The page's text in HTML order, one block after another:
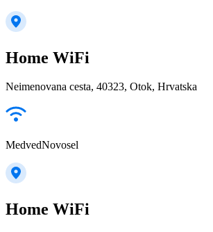
Home WiFi
Neimenovana cesta, 40323, Otok, Hrvatska
MedvedNovosel
Home WiFi